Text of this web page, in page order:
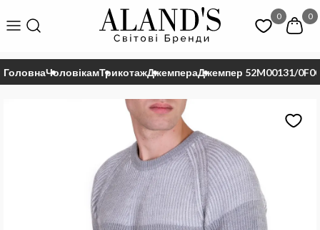
0 0
ГоловнаЧоловікамТрикотажДжемпераДжемпер 52M00131/